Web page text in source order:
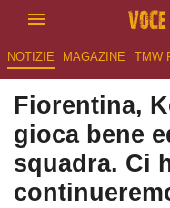
NOTIZIE MAGAZINE TMW
Fiorentina,
gioca bene
squadra. Ci